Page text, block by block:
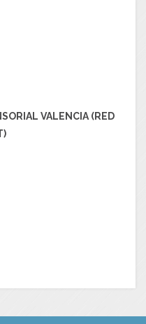
VALENCIA (RED